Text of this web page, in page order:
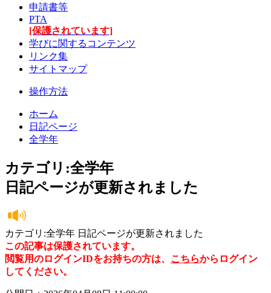
申請書等
PTA
[保護されています]
学びに関するコンテンツ
リンク集
サイトマップ
操作方法
ホーム
日記ページ
全学年
カテゴリ:全学年
日記ページが更新されました
カテゴリ:全学年 日記ページが更新されました
この記事は保護されています。
閲覧用のログインIDをお持ちの方は、 こちらからログイン
してください。